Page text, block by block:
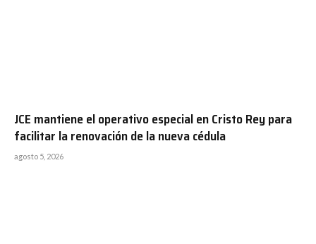
JCE mantiene el operativo especial en Cristo Rey para
facilitar la renovación de la nueva cédula
agosto 5, 2026